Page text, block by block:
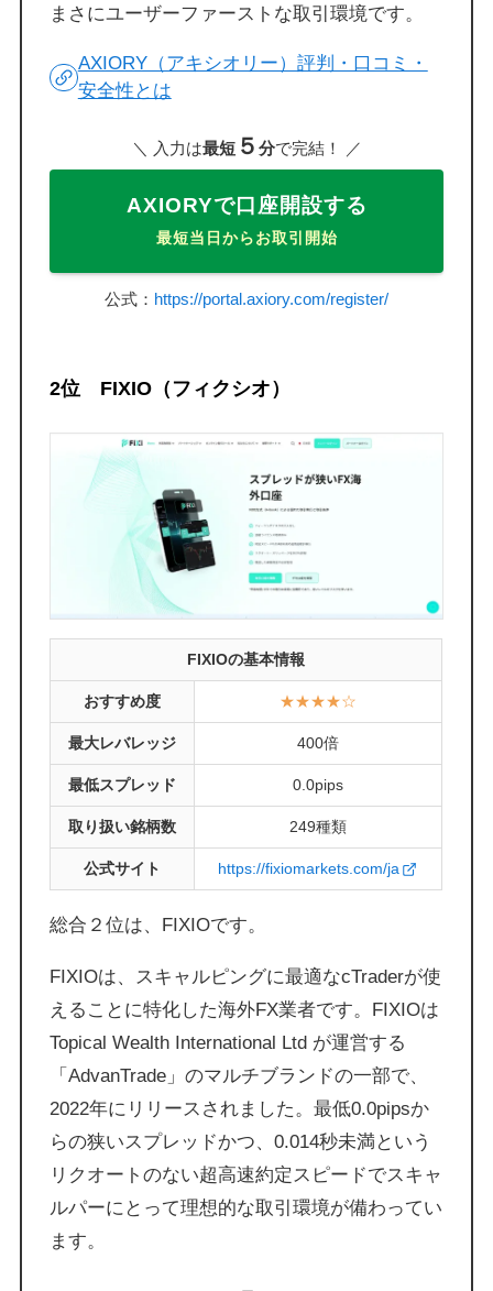
まさにユーザーファーストな取引環境です。
AXIORY（アキシオリー）評判・口コミ・
安全性とは
＼ 入力は最短５ 分で完結！ ／
AXIORYで口座開設する
最短当日からお取引開始
公式： https://portal.axiory.com/register/
2位 FIXIO（フィクシオ）
FIXIOの基本情報
おすすめ度 ★★★★☆
最大レバレッジ 400倍
最低スプレッド 0.0pips
取り扱い銘柄数 249種類
公式サイト https://fixiomarkets.com/ja
総合２位は、FIXIOです。
FIXIOは、スキャルピングに最適なcTraderが使
えることに特化した海外FX業者です。FIXIOは
Topical Wealth International Ltd が運営する
「AdvanTrade」のマルチブランドの一部で、
2022年にリリースされました。最低0.0pipsか
らの狭いスプレッドかつ、0.014秒未満という
リクオートのない超高速約定スピードでスキャ
ルパーにとって理想的な取引環境が備わってい
ます。